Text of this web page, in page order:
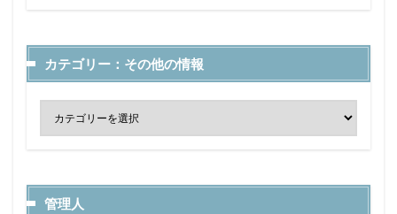
カテゴリー：その他の情報
管理人